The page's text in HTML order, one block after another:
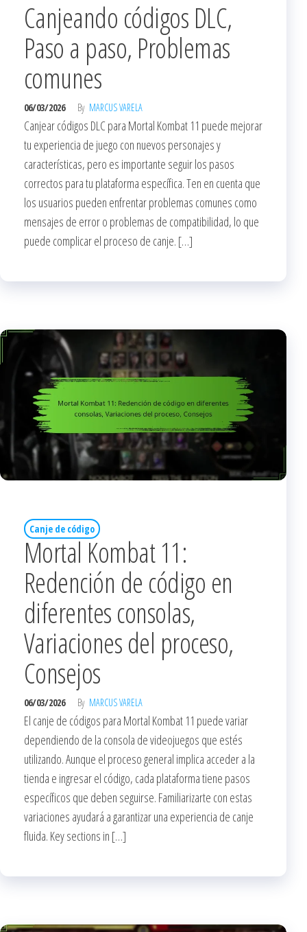
Canjeando códigos DLC,
Paso a paso, Problemas
comunes
06/03/2026 By MARCUS VARELA
Canjear códigos DLC para Mortal Kombat 11 puede mejorar
tu experiencia de juego con nuevos personajes y
características, pero es importante seguir los pasos
correctos para tu plataforma específica. Ten en cuenta que
los usuarios pueden enfrentar problemas comunes como
mensajes de error o problemas de compatibilidad, lo que
puede complicar el proceso de canje. […]
Canje de código
Mortal Kombat 11:
Redención de código en
diferentes consolas,
Variaciones del proceso,
Consejos
06/03/2026 By MARCUS VARELA
El canje de códigos para Mortal Kombat 11 puede variar
dependiendo de la consola de videojuegos que estés
utilizando. Aunque el proceso general implica acceder a la
tienda e ingresar el código, cada plataforma tiene pasos
específicos que deben seguirse. Familiarizarte con estas
variaciones ayudará a garantizar una experiencia de canje
fluida. Key sections in […]